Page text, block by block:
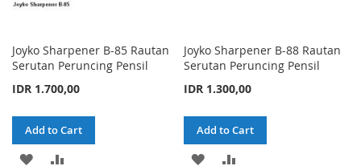
Joyko Sharpener B-85 Rautan
Serutan Peruncing Pensil
IDR 1.700,00
Add to Cart
ADD
Joyko Sharpener B-88 Rautan
Serutan Peruncing Pensil
IDR 1.300,00
Add to Cart
ADD